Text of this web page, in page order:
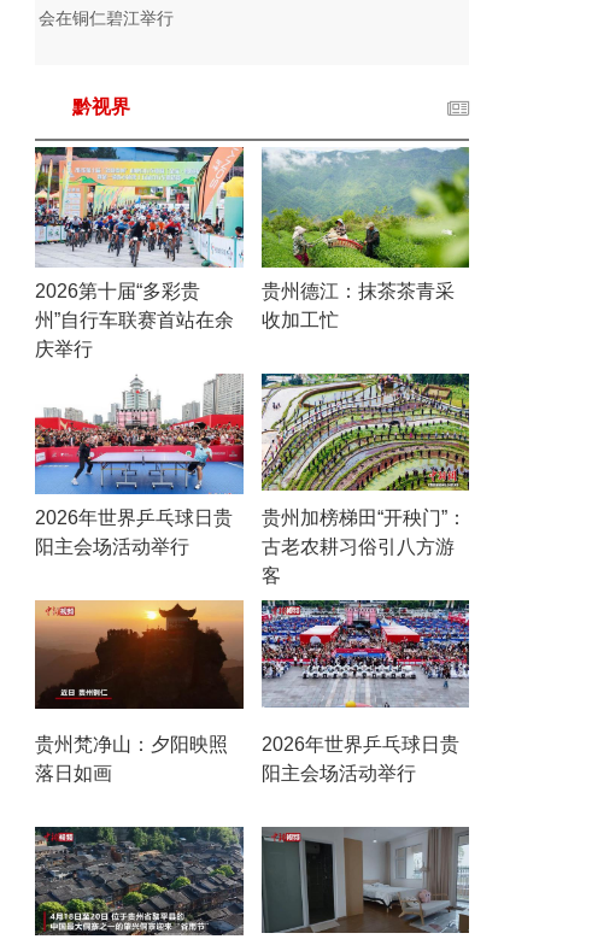
会在铜仁碧江举行
黔视界
2026第十届“多彩贵
州”自行车联赛首站在余
庆举行
贵州德江：抹茶茶青采
收加工忙
2026年世界乒乓球日贵
阳主会场活动举行
贵州加榜梯田“开秧门”：
古老农耕习俗引八方游
客
贵州梵净山：夕阳映照
落日如画
2026年世界乒乓球日贵
阳主会场活动举行